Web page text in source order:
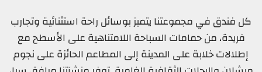
كل فندق في مجموعتنا يتميز بوسائل راحة استثنائية وتجارب
فريدة، من حمامات السباحة اللامتناهية على الأسطح مع
إطلالات خلابة على المدينة إلى المطاعم الحائزة على نجوم